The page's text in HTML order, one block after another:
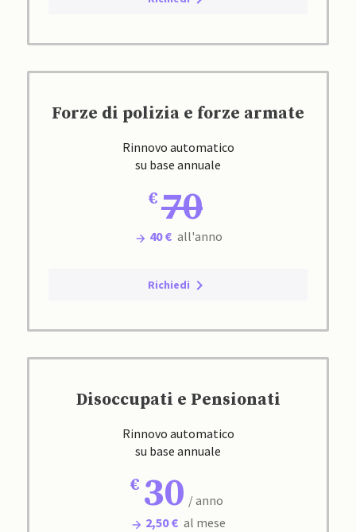
Forze di polizia e forze armate
Rinnovo automatico
su base annuale
70
40 € all'anno
Richiedi
Disoccupati e Pensionati
Rinnovo automatico
su base annuale
30 / anno
2,50 € al mese